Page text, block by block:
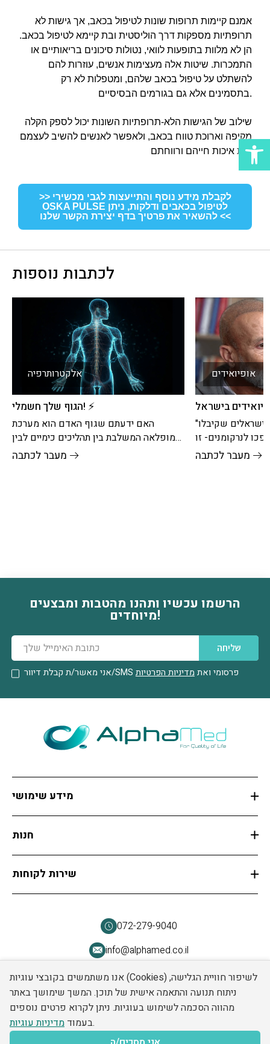
אמנם קיימות תרופות שונות לטיפול בכאב, אך גישות לא
תרופתיות מספקות דרך הוליסטית ובת קיימא לטיפול בכאב.
הן לא מלוות בתופעות לוואי, נטולות סיכונים בריאותיים או
התמכרות. שיטות אלה מעצימות אנשים, עוזרות להם
להשתלט על טיפול בכאב שלהם, ומטפלות לא רק
בתסמינים אלא גם בגורמים הבסיסיים.
שילוב של הגישות הלא-תרופתיות השונות יכול לספק הקלה
מקיפה וארוכת טווח בכאב, ולאפשר לאנשים להשיב לעצמם
את איכות חייהם ורווחתם.
>> לקבלת מידע נוסף והתייעצות לגבי מכשירי
OSKA PULSE לטיפול בכאבים ודלקות, ניתן
להשאיר את פרטיך בדף יצירת הקשר שלנו <<
לכתבות נוספות
אלקטרותרפיה
הגוף שלך חשמלי! ⚡
האם ידעתם שגוף האדם הוא מערכת
מופלאה המשלבת בין תהליכים כימיים לבין
תהליכים חשמליים? הכימיה אחראית על
מעבר לכתבה
אופיואידים
בישראל
"פי 50 יותר חזק מהרואין": הישראלים שקיבלו
לנרקומנים- זו
חדשות" על משבר
מעבר לכתבה
הרשמו עכשיו ותהנו מהטבות ומבצעים
מיוחדים!
דוא׳׳ל
שליחה
אני מאשר/ת קבלת דיוור/SMS
פרסומי ואת מדיניות הפרטיות
מידע שימושי
חנות
שירות לקוחות
072-279-9040
info@alphamed.co.il
שד' גיבורי ישראל 5 א', א.ת. פולג, נתניה
אנו משתמשים בקובצי עוגיות (Cookies) לשיפור חוויית הגלישה,
ניתוח תנועה והתאמה אישית של תוכן. המשך שימושך באתר
מהווה הסכמה לשימוש בעוגיות. ניתן לקרוא פרטים נוספים
בעמוד מדיניות עוגיות
.